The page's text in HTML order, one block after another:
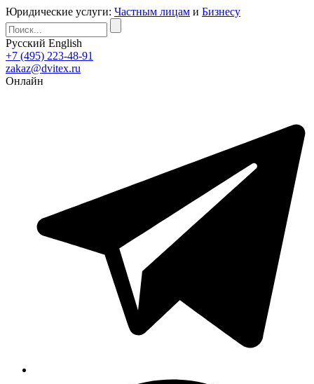
Юридические услуги: Частным лицам и Бизнесу
Русский English
+7 (495) 223-48-91
zakaz@dvitex.ru
Онлайн